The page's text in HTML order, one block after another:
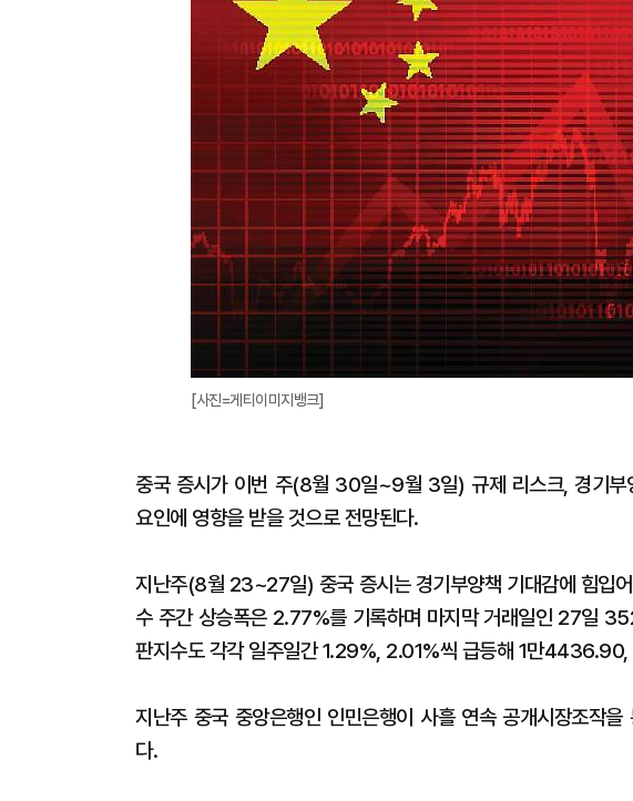
[사진=게티이미지뱅크]
중국 증시가 이번 주(8월 30일~9월 3일) 규제 리스크, 경기부
요인에 영향을 받을 것으로 전망된다.
지난주(8월 23~27일) 중국 증시는 경기부양책 기대감에 힘입
수 주간 상승폭은 2.77%를 기록하며 마지막 거래일인 27일
판지수도 각각 일주일간 1.29%, 2.01%씩 급등해 1만
지난주 중국 중앙은행인 인민은행이 사흘 연속 공개시장조작
다.